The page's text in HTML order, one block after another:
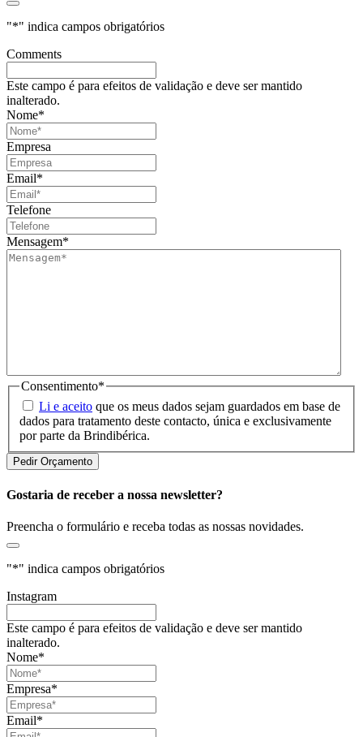
"*" indica campos obrigatórios
Comments
Este campo é para efeitos de validação e deve ser mantido
inalterado.
Nome*
Empresa
Email*
Telefone
Mensagem*
Consentimento*
Li e aceito que os meus dados sejam guardados em base de
dados para tratamento deste contacto, única e exclusivamente
por parte da Brindibérica.
Gostaria de receber a nossa newsletter?
Preencha o formulário e receba todas as nossas novidades.
"*" indica campos obrigatórios
Instagram
Este campo é para efeitos de validação e deve ser mantido
inalterado.
Nome*
Empresa*
Email*